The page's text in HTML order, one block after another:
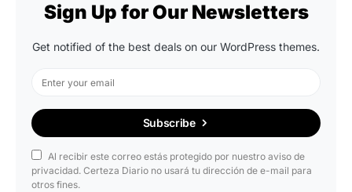
Sign Up for Our Newsletters
Get notified of the best deals on our WordPress themes.
Subscribe
Al recibir este correo estás protegido por nuestro aviso de
privacidad. Certeza Diario no usará tu dirección de e-mail para
otros fines.